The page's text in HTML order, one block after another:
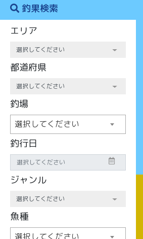
釣果検索
エリア
都道府県
釣場
選択してください
釣行日
ジャンル
魚種
選択してください
チャンス